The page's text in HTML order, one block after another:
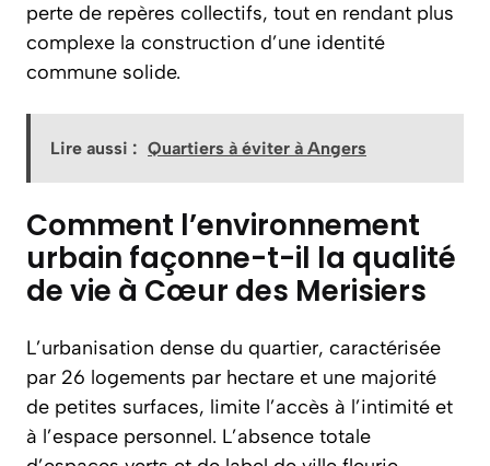
perte de repères collectifs, tout en rendant plus
complexe la construction d’une identité
commune solide.
Lire aussi : Quartiers à éviter à Angers
Comment l’environnement
urbain façonne-t-il la qualité
de vie à Cœur des Merisiers
L’urbanisation dense du quartier, caractérisée
par 26 logements par hectare et une majorité
de petites surfaces, limite l’accès à l’intimité et
à l’espace personnel. L’absence totale